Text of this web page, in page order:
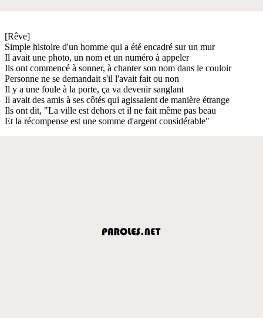
[Rêve]
Simple histoire d'un homme qui a été encadré sur un mur
Il avait une photo, un nom et un numéro à appeler
Ils ont commencé à sonner, à chanter son nom dans le couloir
Personne ne se demandait s'il l'avait fait ou non
Il y a une foule à la porte, ça va devenir sanglant
Il avait des amis à ses côtés qui agissaient de manière étrange
Ils ont dit, "La ville est dehors et il ne fait même pas beau
Et la récompense est une somme d'argent considérable"